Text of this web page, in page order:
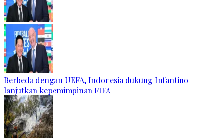
Berbeda dengan UEFA, Indonesia dukung Infantino
lanjutkan kepemimpinan FIFA